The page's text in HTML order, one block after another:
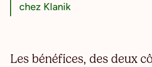
chez Klanik
Les bénéfices, des deux